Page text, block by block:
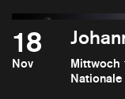
18
Nov
Mittwoch